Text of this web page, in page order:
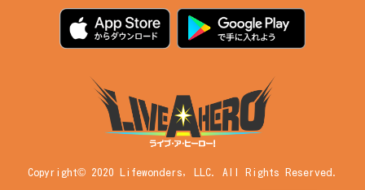
Copyright© 2020 Lifewonders, LLC. All Rights Reserved.